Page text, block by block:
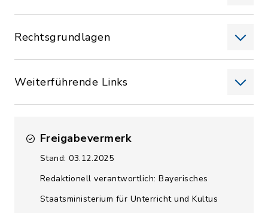
Rechtsgrundlagen
Weiterführende Links
Freigabevermerk
Stand: 03.12.2025
Redaktionell verantwortlich: Bayerisches
Staatsministerium für Unterricht und Kultus